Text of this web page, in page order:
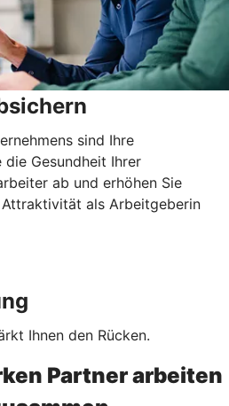
sind Ihre
Gesundheit Ihrer
ab und erhöhen Sie
als Arbeitgeberin
Ihnen den Rücken.
Partner arbeiten